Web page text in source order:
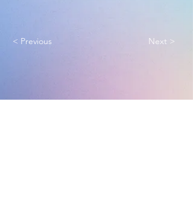
< Previous Next >